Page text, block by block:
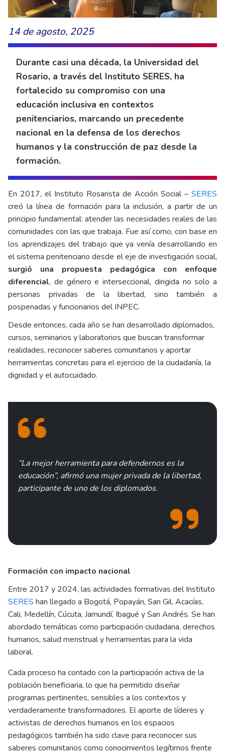
14 de agosto, 2025
Durante casi una década, la Universidad del
Rosario, a través del Instituto SERES, ha
fortalecido su compromiso con una
educación inclusiva en contextos
penitenciarios, marcando un precedente
nacional en la defensa de los derechos
humanos y la construcción de paz desde la
formación.
En 2017, el Instituto Rosarista de Acción Social – SERES
creó la línea de formación para la inclusión, a partir de un
principio fundamental: atender las necesidades reales de las
comunidades con las que trabaja. Fue así como, con base en
los aprendizajes del trabajo que ya venía desarrollando en
el sistema penitenciario desde el eje de investigación social,
surgió una propuesta pedagógica con enfoque
diferencial, de género e interseccional, dirigida no solo a
personas privadas de la libertad, sino también a
pospenadas y funcionarios del INPEC.
Desde entonces, cada año se han desarrollado diplomados,
cursos, seminarios y laboratorios que buscan transformar
realidades, reconocer saberes comunitarios y aportar
herramientas concretas para el ejercicio de la ciudadanía, la
dignidad y el autocuidado.
“La mejor herramienta para defendernos es la
educación”, afirmó una mujer privada de la libertad,
participante de uno de los diplomados.
Formación con impacto nacional
Entre 2017 y 2024, las actividades formativas del Instituto
SERES han llegado a Bogotá, Popayán, San Gil, Acacías,
Cali, Medellín, Cúcuta, Jamundí, Ibagué y San Andrés. Se han
abordado temáticas como participación ciudadana, derechos
humanos, salud menstrual y herramientas para la vida
laboral.
Cada proceso ha contado con la participación activa de la
población beneficiaria, lo que ha permitido diseñar
programas pertinentes, sensibles a los contextos y
verdaderamente transformadores. El aporte de líderes y
activistas de derechos humanos en los espacios
pedagógicos también ha sido clave para reconocer sus
saberes comunitarios como conocimientos legítimos frente